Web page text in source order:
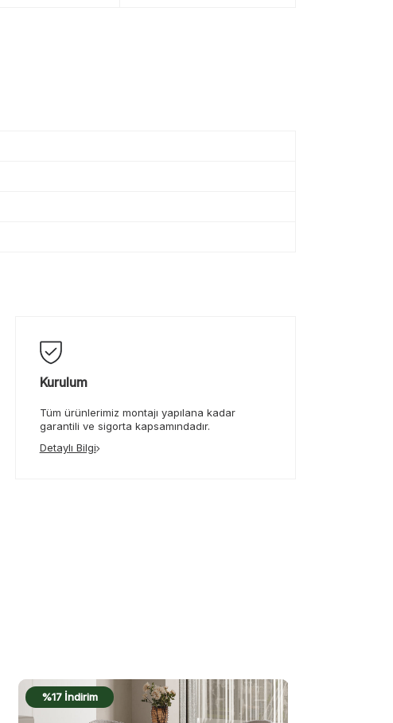
Kurulum
Tüm ürünlerimiz montajı yapılana kadar
garantili ve sigorta kapsamındadır.
Detaylı Bilgi
%19 İndirim